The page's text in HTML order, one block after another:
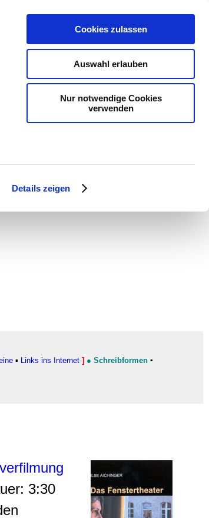
Details zeigen
Cookies zulassen
Auswahl erlauben
Nur notwendige Cookies
verwenden
und
▪ Links ins Internet ] ● Schreibformen ▪
3:30